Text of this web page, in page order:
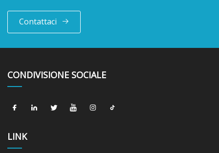
Contattaci
CONDIVISIONE SOCIALE
LINK